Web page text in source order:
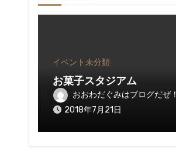
イベント未分類
お菓子スタジアム
おおわだぐみはブログだぜ！
2018年7月21日